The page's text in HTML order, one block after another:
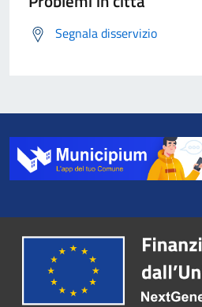
Segnala disservizio